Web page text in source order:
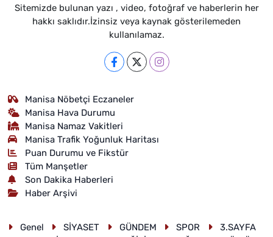
Sitemizde bulunan yazı , video, fotoğraf ve haberlerin her
hakkı saklıdır.İzinsiz veya kaynak gösterilemeden
kullanılamaz.
Manisa Nöbetçi Eczaneler
Manisa Hava Durumu
Manisa Namaz Vakitleri
Manisa Trafik Yoğunluk Haritası
Puan Durumu ve Fikstür
Tüm Manşetler
Son Dakika Haberleri
Haber Arşivi
Genel SİYASET GÜNDEM SPOR
3.SAYFA